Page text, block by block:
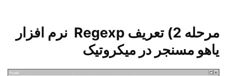
مرحله 2) تعریف Regexp نرم افزار
یاهو مسنجر در میکروتیک